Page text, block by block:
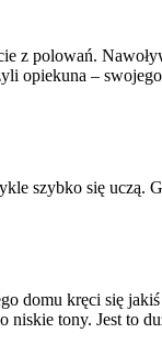
z polowań.
opiekuna –
szybko się uczą.
domu kręci się
niskie tony. Jest to